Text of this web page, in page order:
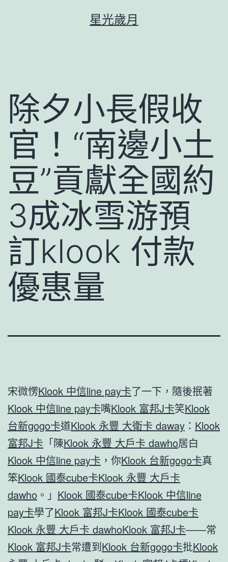
星光歲月
除夕小長假收
官！“南邊小土
豆”貢獻全國約
3成冰雪游預
訂klook 付款
優惠量
宋微愣Klook 中信line pay卡了一下，隨後抿著
Klook 中信line pay卡嘴Klook 富邦J卡笑Klook
台新gogo卡道Klook 永豐 大衛卡 daway ： Klook
富邦J卡 「陳Klook 永豐 大戶卡 dawho居白
Klook 中信line pay卡 ，你Klook 台新gogo卡真
笨Klook 國泰cube卡Klook 永豐 大戶卡
dawho 。」 Klook 國泰cube卡Klook 中信line
pay卡學了Klook 富邦J卡Klook 國泰cube卡
Klook 永豐 大戶卡 dawhoKlook 富邦J卡——常
Klook 富邦J卡常遭到Klook 台新gogo卡批Klook